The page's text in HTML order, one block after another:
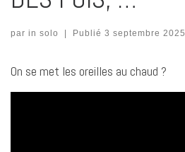
par in solo | Publié 3 septembre 2025
On se met les oreilles au chaud ?